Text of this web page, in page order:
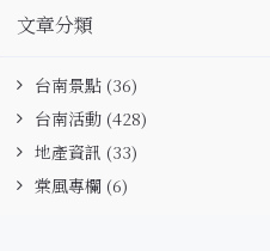
文章分類
台南景點(36)
台南活動(428)
地產資訊 (33)
棠風專欄(6)